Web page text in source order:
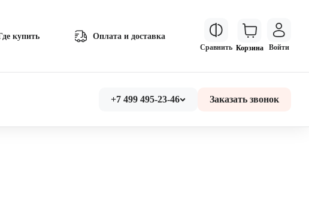
купить Оплата и доставка
Сравнить Корзина Войти
+7 499 495-23-46 Заказать звонок